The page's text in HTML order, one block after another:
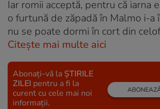
Iar romii acceptă, pentru că iarna
o furtună de zăpadă în Malmo i-a
nu se poate dormi în cort din
Citește mai multe aici
Abonați-vă la ȘTIRILE
ZILEI pentru a fi la
curent cu cele mai noi
informații.